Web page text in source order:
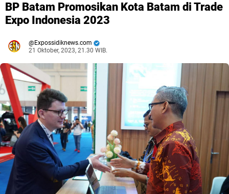
BP Batam Promosikan Kota Batam di Trade
Expo Indonesia 2023
Expossidiknews.com
21 Oktober, 2023, 21.30 WIB.